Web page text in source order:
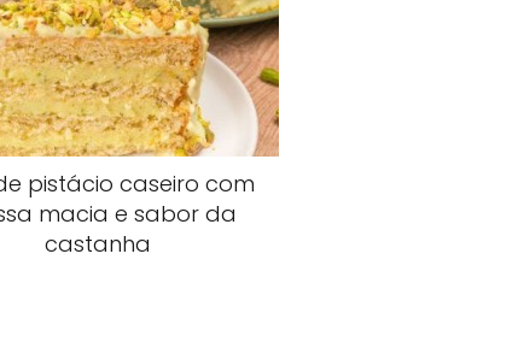
pistácio caseiro com
macia e sabor da
castanha